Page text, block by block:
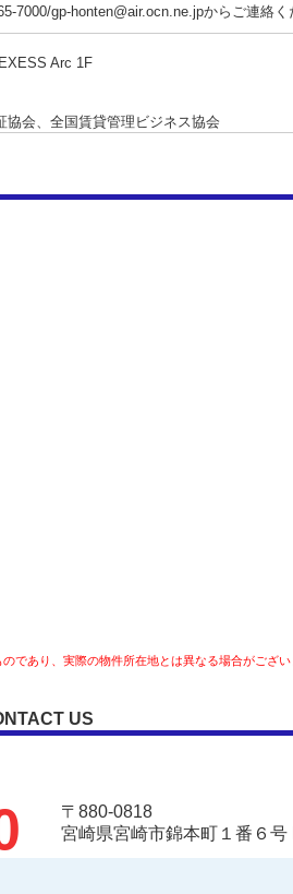
7000/gp-honten@air.ocn.ne.jpからご連絡く
Arc 1F
会、全国賃貸管理ビジネス協会
であり、実際の物件所在地とは異なる場合がござい
US
〒880-0818
宮崎県宮崎市錦本町１番６号